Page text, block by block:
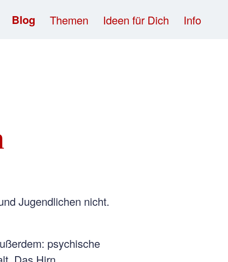
Blog Themen Ideen für Dich Info
Jugendlichen nicht.
psychische